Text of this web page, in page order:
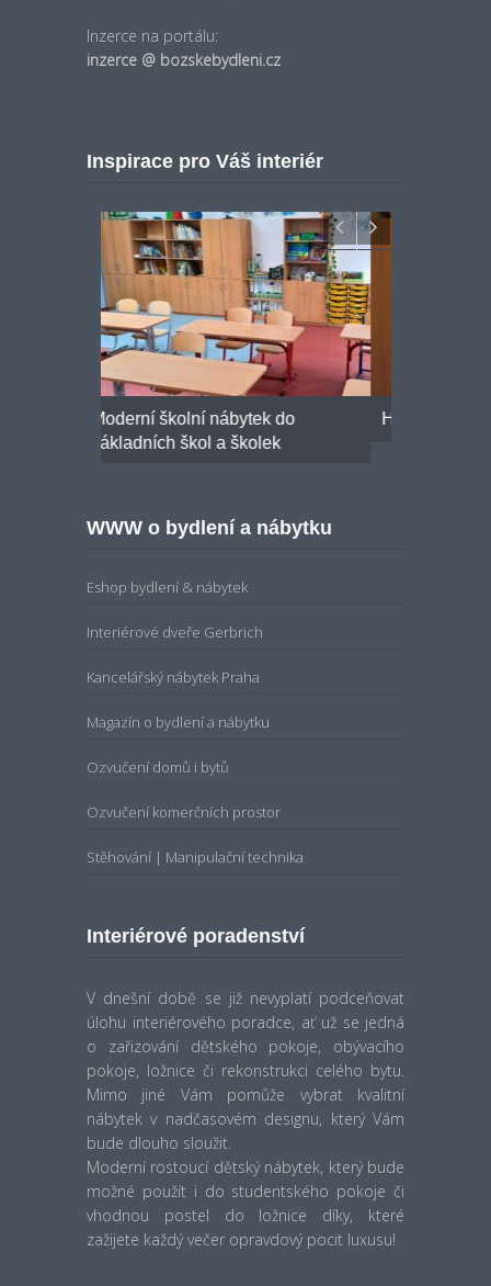
Inzerce na portálu:
inzerce @ bozskebydleni.cz
Inspirace pro Váš interiér
Hrací nábytek do mateřských škol
úlohu interiérového poradce, ať už se jedná
o zařizování dětského pokoje, obývacího
pokoje, ložnice či rekonstrukci celého bytu.
Mimo jiné Vám pomůže vybrat kvalitní
nábytek v nadčasovém designu, který Vám
bude dlouho sloužit.
Moderní rostoucí dětský nábytek, který bude
možné použít i do studentského pokoje či
vhodnou postel do ložnice díky, které
zažijete každý večer opravdový pocit luxusu!